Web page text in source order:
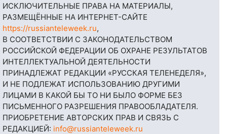
ИСКЛЮЧИТЕЛЬНЫЕ ПРАВА НА МАТЕРИАЛЫ,
РАЗМЕЩЁННЫЕ НА ИНТЕРНЕТ-САЙТЕ
https://russianteleweek.ru,
В СООТВЕТСТВИИ С ЗАКОНОДАТЕЛЬСТВОМ
РОССИЙСКОЙ ФЕДЕРАЦИИ ОБ ОХРАНЕ РЕЗУЛЬТАТОВ
ИНТЕЛЛЕКТУАЛЬНОЙ ДЕЯТЕЛЬНОСТИ
ПРИНАДЛЕЖАТ РЕДАКЦИИ «РУССКАЯ ТЕЛЕНЕДЕЛЯ»,
И НЕ ПОДЛЕЖАТ ИСПОЛЬЗОВАНИЮ ДРУГИМИ
ЛИЦАМИ В КАКОЙ БЫ ТО НИ БЫЛО ФОРМЕ БЕЗ
ПИСЬМЕННОГО РАЗРЕШЕНИЯ ПРАВООБЛАДАТЕЛЯ.
ПРИОБРЕТЕНИЕ АВТОРСКИХ ПРАВ И СВЯЗЬ С
РЕДАКЦИЕЙ: info@russianteleweek.ru